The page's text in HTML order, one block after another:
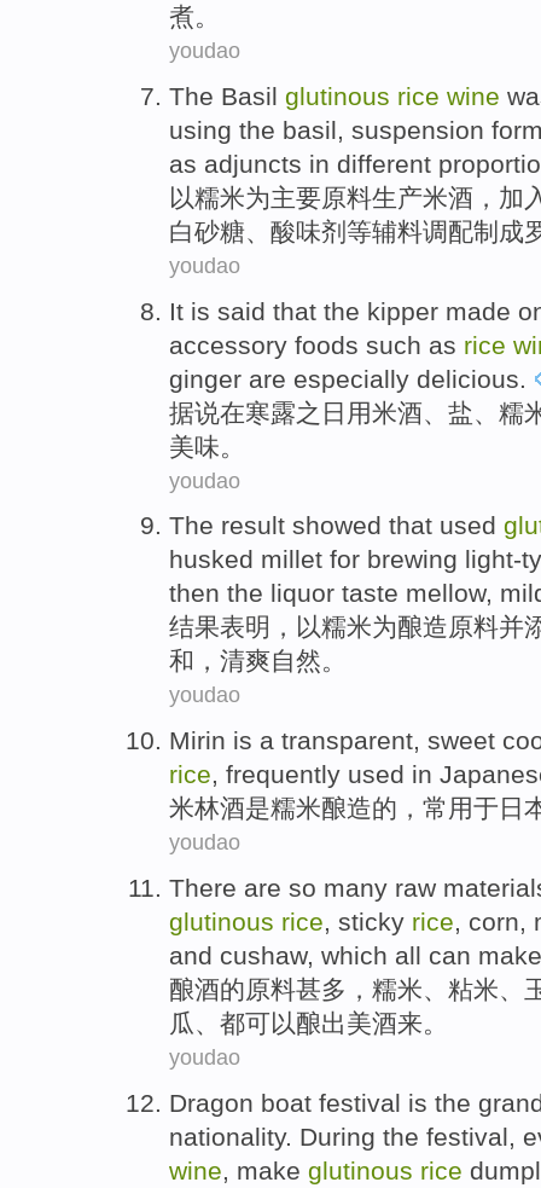
煮。
youdao
The Basil glutinous rice wine
using the basil, suspension
as adjuncts in different
以糯米为主要原料生产米酒 ，加
白砂糖、 酸味剂 等辅料调配制成
youdao
It is said that the kipper made
accessory foods such as rice
ginger are especially delicious
据说在寒露之日用米酒 盐
糯
美味。
youdao
The result showed that used
husked millet for brewing light-
then the liquor taste mellow,
结果表明 ，以糯米为酿造原料并
和， 清爽自然。
youdao
Mirin is a transparent, sweet
rice, frequently used in
米林酒是糯米酿造的， 常 用于 日
youdao
There are so many raw
glutinous rice, sticky rice, corn,
and cushaw, which all can
酿酒的原料甚多 ， 糯米、 粘米、
瓜、 都可以酿出美酒来。
youdao
Dragon boat festival is the
nationality. During the festival,
wine, make glutinous rice